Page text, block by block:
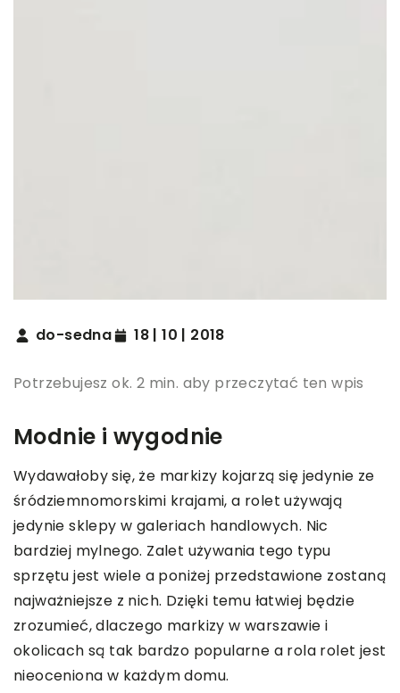
do-sedna 18 | 10 | 2018
Potrzebujesz ok. 2 min. aby przeczytać ten wpis
Modnie i wygodnie
Wydawałoby się, że markizy kojarzą się jedynie ze
śródziemnomorskimi krajami, a rolet używają
jedynie sklepy w galeriach handlowych. Nic
bardziej mylnego. Zalet używania tego typu
sprzętu jest wiele a poniżej przedstawione zostaną
najważniejsze z nich. Dzięki temu łatwiej będzie
zrozumieć, dlaczego markizy w warszawie i
okolicach są tak bardzo popularne a rola rolet jest
nieoceniona w każdym domu.